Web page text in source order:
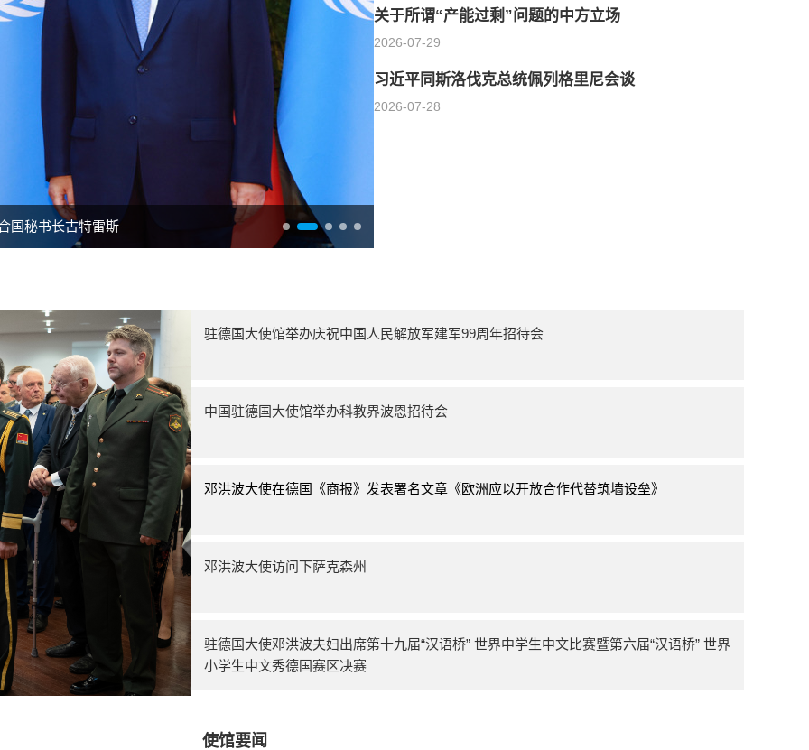
国秘书长古特雷斯
关于所谓“产能过剩”问题的中方立场
2026-07-29
习近平同斯洛伐克总统佩列格里尼会谈
2026-07-28
驻德国大使馆举办庆祝中国人民解放军建军99周年招待会
中国驻德国大使馆举办科教界波恩招待会
邓洪波大使在德国《商报》发表署名文章《欧洲应以开放合作代替筑墙设垒》
邓洪波大使访问下萨克森州
驻德国大使邓洪波夫妇出席第十九届“汉语桥” 世界中学生中文比赛暨第六届“汉语桥” 世界
小学生中文秀德国赛区决赛
使馆要闻